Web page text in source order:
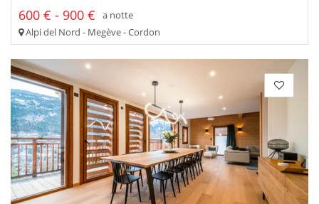
600 € - 900 €
a notte
Alpi del Nord - Megève - Cordon